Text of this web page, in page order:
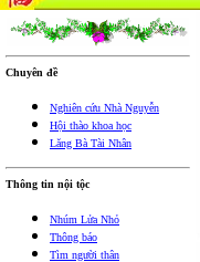
Chuyên đề
Nghiên cứu Nhà Nguyễn
Hội thào khoa học
Lăng Bà Tài Nhân
Thông tin nội tộc
Nhúm Lửa Nhỏ
Thông báo
Tìm người thân